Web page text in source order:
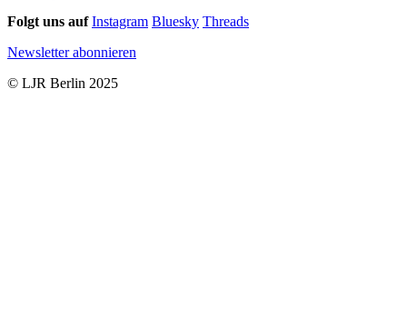
Folgt uns auf Instagram Bluesky Threads
Newsletter abonnieren
© LJR Berlin 2025